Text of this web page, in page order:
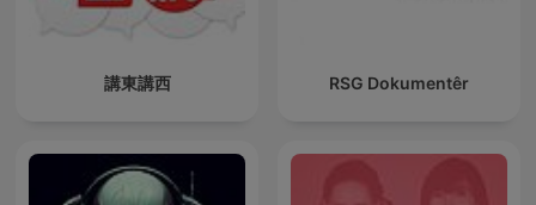
講東講西 RSG Dokumentêr